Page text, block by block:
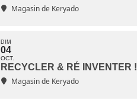
Magasin de Keryado
DIM
04
OCT.
RECYCLER & RÉ INVENTER !
Magasin de Keryado